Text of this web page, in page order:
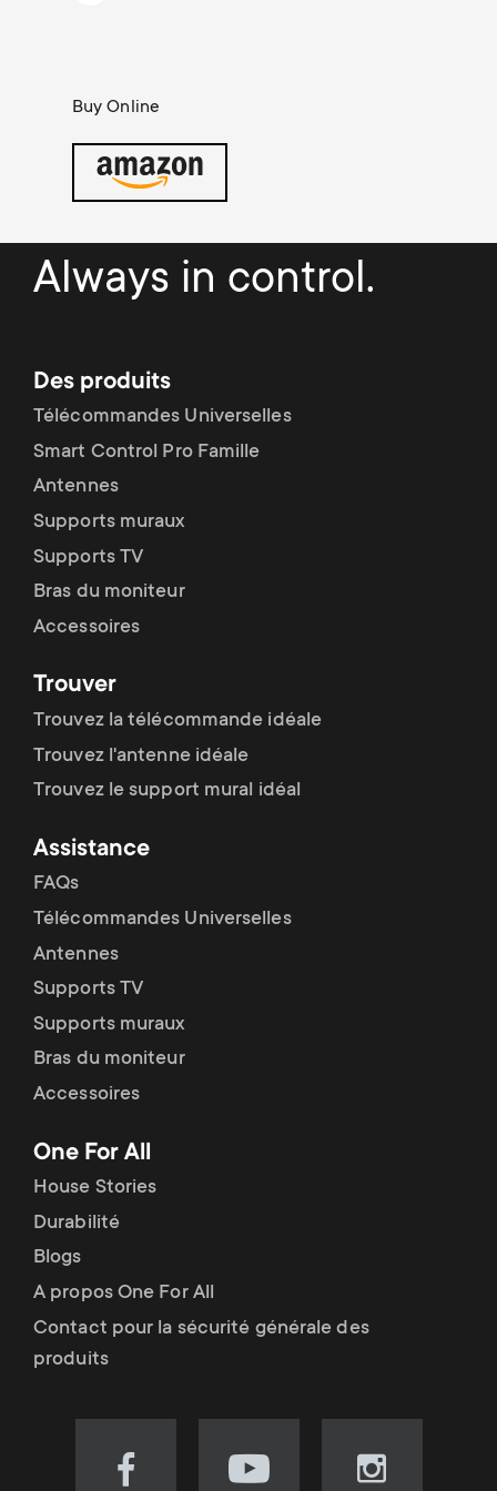
y
p
r
d
u
c
t
s
m
e
n
u
d
a
r
y
u
p
p
o
r
t
m
e
n
u
Buy Online
Always in control.
Des produits
Télécommandes Universelles
Smart Control Pro Famille
Antennes
Supports muraux
Supports TV
Bras du moniteur
Accessoires
Trouver
Trouvez la télécommande idéale
Trouvez l'antenne idéale
Trouvez le support mural idéal
Assistance
FAQs
Télécommandes Universelles
Antennes
Supports TV
Supports muraux
Bras du moniteur
Accessoires
One For All
House Stories
Durabilité
Blogs
A propos One For All
Contact pour la sécurité générale des
produits
Visit Visit Visit